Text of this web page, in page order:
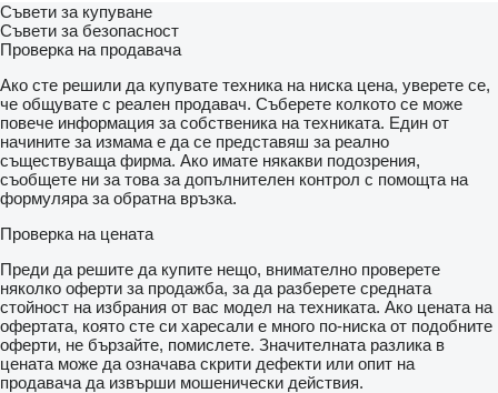
Съвети за купуване
Съвети за безопасност
Проверка на продавача
Ако сте решили да купувате техника на ниска цена, уверете се,
че общувате с реален продавач. Съберете колкото се може
повече информация за собственика на техниката. Един от
начините за измама е да се представяш за реално
съществуваща фирма. Ако имате някакви подозрения,
съобщете ни за това за допълнителен контрол с помощта на
формуляра за обратна връзка.
Проверка на цената
Преди да решите да купите нещо, внимателно проверете
няколко оферти за продажба, за да разберете средната
стойност на избрания от вас модел на техниката. Ако цената на
офертата, която сте си харесали е много по-ниска от подобните
оферти, не бързайте, помислете. Значителната разлика в
цената може да означава скрити дефекти или опит на
продавача да извърши мошенически действия.